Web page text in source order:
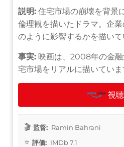
説明: 住宅市場の崩壊を背景
倫理観を描いたドラマ。企
のように影響するかを描いて
事実: 映画は、2008年の金
宅市場をリアルに描いていま
視
監督: Ramin Bahrani
評価: IMDb 7.1